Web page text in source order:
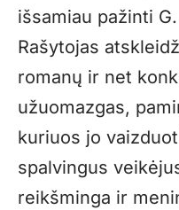
išsamiau pažinti
Rašytojas
romanų ir net
užuomazgas,
kuriuos jo
spalvingus
reikšminga ir